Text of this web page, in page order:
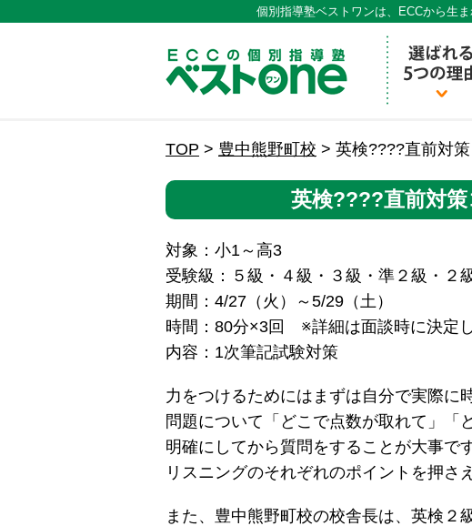
個別指導塾ベストワンは、ECCから生
ECCの個別指導
TOP > 豊中熊野町校 > 英検????直前対
英検????直前対
対象：小1～高3
受験級：５級・４級・３級・準２級・２
期間：4/27（火）～5/29（土）
時間：80分×3回 ※詳細は面談時に決定し
内容：1次筆記試験対策
力をつけるためにはまずは自分で実際に
問題について「どこで点数が取れて」「
明確にしてから質問をすることが大事で
リスニングのそれぞれのポイントを押さ
また、豊中熊野町校の校舎長は、英検２